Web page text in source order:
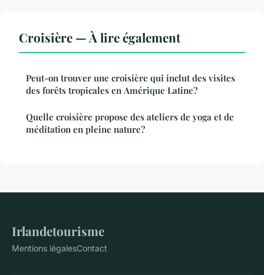
Croisière — À lire également
Peut-on trouver une croisière qui inclut des visites
des forêts tropicales en Amérique Latine?
Quelle croisière propose des ateliers de yoga et de
méditation en pleine nature?
Irlandetourisme
Mentions légalesContact